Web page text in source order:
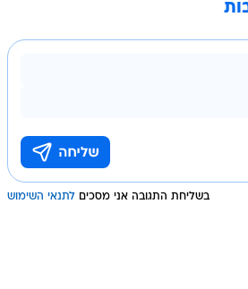
בשליחת התגובה אני מסכים לתנאי השימוש